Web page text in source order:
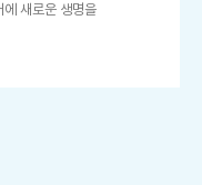
새로운 생명을